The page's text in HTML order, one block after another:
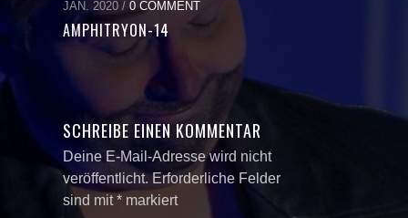
JAN. 2020 / 0 COMMENT
AMPHITRYON-14
SCHREIBE EINEN KOMMENTAR
Deine E-Mail-Adresse wird nicht
veröffentlicht. Erforderliche Felder
sind mit* markiert